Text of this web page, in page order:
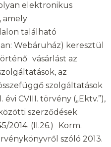
elektronikus
amely
található
Webáruház) keresztül
vásárlást az
az
szolgáltatások
CVIII. törvény („Ektv.”),
szerződések
2014. (II.26.) Korm.
szóló 2013.